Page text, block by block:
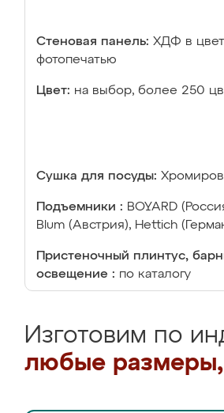
Стеновая панель: ХДФ в
фотопечатью
Цвет: на выбор, более 250
Сушка для посуды:
Подъемники : BOYARD
Blum (Австрия), Hettich
Пристеночный плинтус,
освещение : по каталогу
Изготовим по
любые размеры,